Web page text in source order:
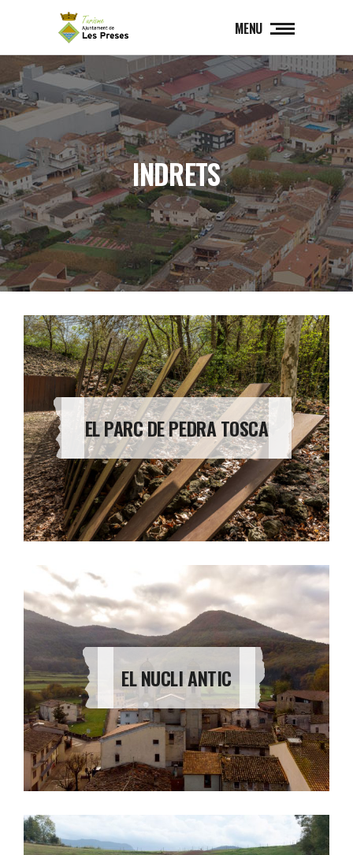
MENU
INDRETS
EL PARC DE PEDRA TOSCA
EL NUCLI ANTIC